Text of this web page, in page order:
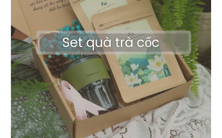
Set quà trà cốc